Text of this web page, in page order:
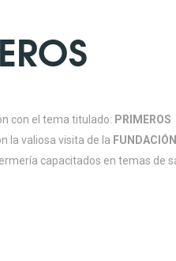
con el tema titulado: PRIMEROS
la valiosa visita de la FUNDACIÓN
capacitados en temas de